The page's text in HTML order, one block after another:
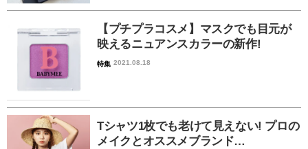
【プチプラコスメ】マスクでも目元が
映えるニュアンスカラーの新作!
特集 2021.08.18
Tシャツ1枚でも老けて見えない! プロの
メイクとオススメブランド…